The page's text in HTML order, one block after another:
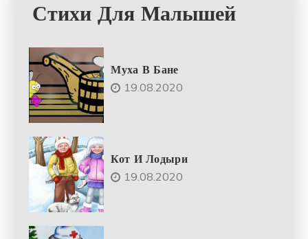
Стихи Для Малышей
Муха В Бане
19.08.2020
Кот И Лодыри
19.08.2020